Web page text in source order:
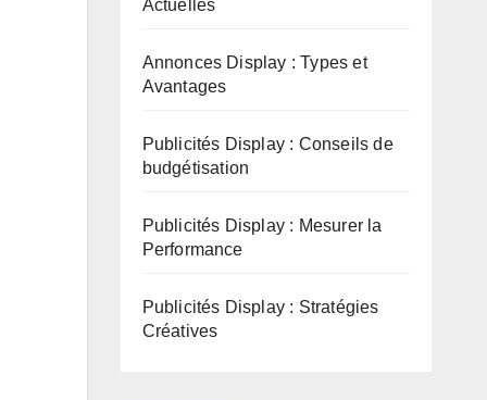
Actuelles
Annonces Display : Types et
Avantages
Publicités Display : Conseils de
budgétisation
Publicités Display : Mesurer la
Performance
Publicités Display : Stratégies
Créatives